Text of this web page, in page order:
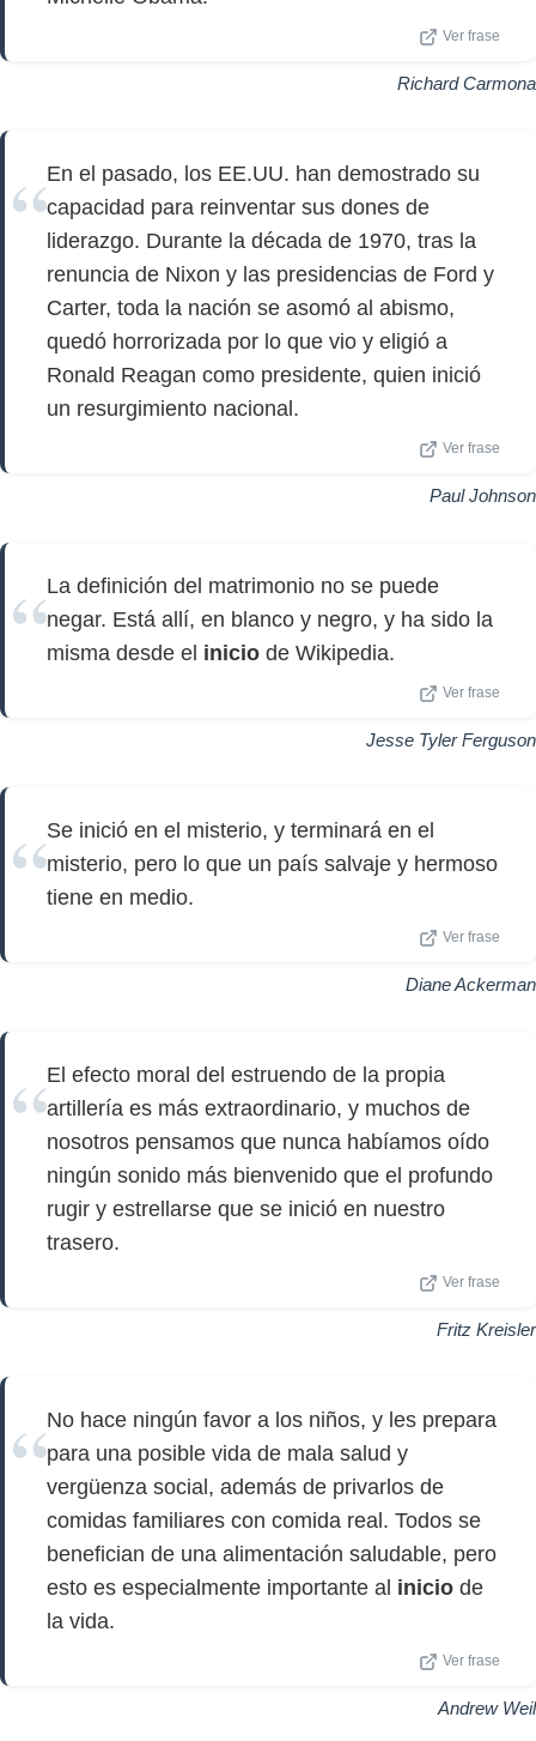
Ver frase
Richard Carmona
En el pasado, los EE.UU. han demostrado su
capacidad para reinventar sus dones de
liderazgo. Durante la década de 1970, tras la
renuncia de Nixon y las presidencias de Ford y
Carter, toda la nación se asomó al abismo,
quedó horrorizada por lo que vio y eligió a
Ronald Reagan como presidente, quien inició
un resurgimiento nacional.
Ver frase
Paul Johnson
La definición del matrimonio no se puede
negar. Está allí, en blanco y negro, y ha sido la
misma desde el inicio de Wikipedia.
Ver frase
Jesse Tyler Ferguson
Se inició en el misterio, y terminará en el
misterio, pero lo que un país salvaje y hermoso
tiene en medio.
Ver frase
Diane Ackerman
El efecto moral del estruendo de la propia
artillería es más extraordinario, y muchos de
nosotros pensamos que nunca habíamos oído
ningún sonido más bienvenido que el profundo
rugir y estrellarse que se inició en nuestro
trasero.
Ver frase
Fritz Kreisler
No hace ningún favor a los niños, y les prepara
para una posible vida de mala salud y
vergüenza social, además de privarlos de
comidas familiares con comida real. Todos se
benefician de una alimentación saludable, pero
esto es especialmente importante al inicio de
la vida.
Ver frase
Andrew Weil